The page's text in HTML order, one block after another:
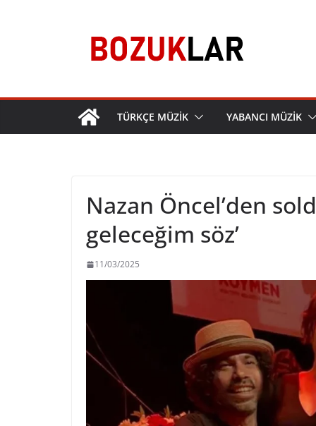
TÜRKÇE MÜZİK YABANCI MÜZİK
Nazan Öncel’den
geleceğim söz’
11/03/2025